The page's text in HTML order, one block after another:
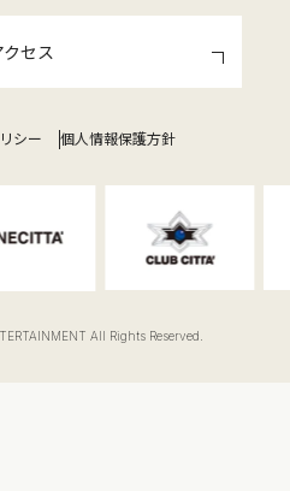
クセス
シー 個人情報保護方針
All Rights Reserved.